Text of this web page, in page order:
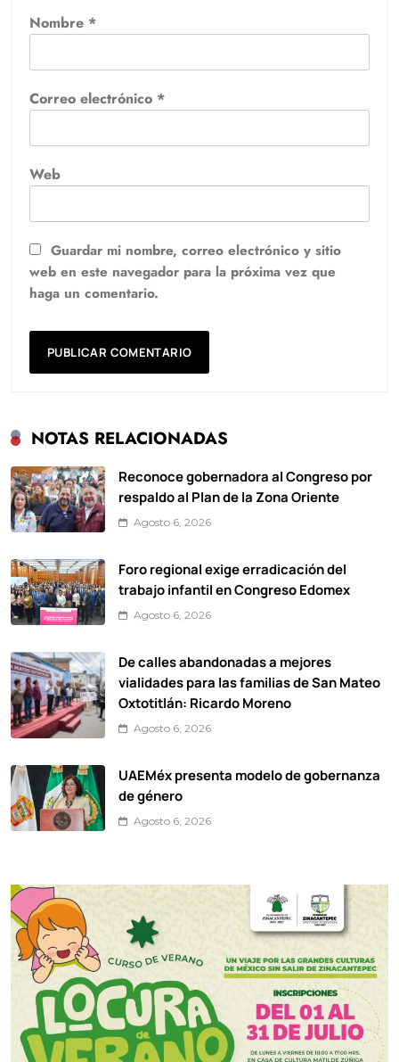
Nombre *
Correo electrónico *
Web
Guardar mi nombre, correo electrónico y sitio
web en este navegador para la próxima vez que
haga un comentario.
NOTAS RELACIONADAS
Reconoce gobernadora al Congreso por
respaldo al Plan de la Zona Oriente
Agosto 6, 2026
Foro regional exige erradicación del
trabajo infantil en Congreso Edomex
Agosto 6, 2026
De calles abandonadas a mejores
vialidades para las familias de San Mateo
Oxtotitlán: Ricardo Moreno
Agosto 6, 2026
UAEMéx presenta modelo de gobernanza
de género
Agosto 6, 2026